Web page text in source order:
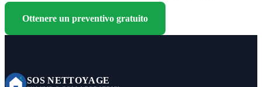
Ottenere un preventivo gratuito
SOS NETTOYAGE